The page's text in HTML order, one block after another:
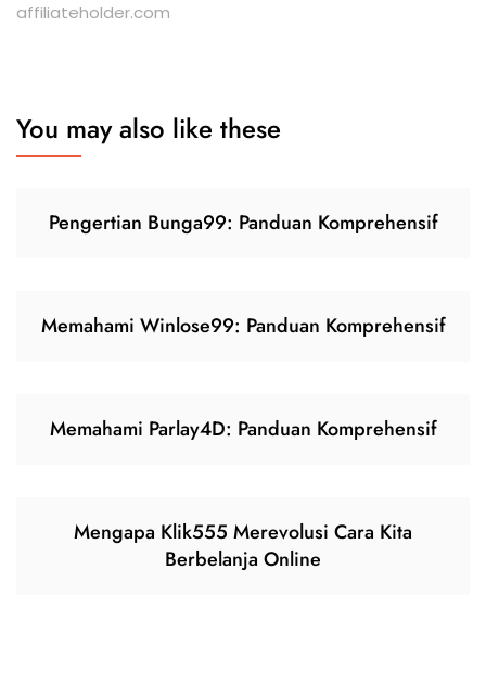
affiliateholder.com
You may also like these
Pengertian Bunga99: Panduan Komprehensif
Memahami Winlose99: Panduan Komprehensif
Memahami Parlay4D: Panduan Komprehensif
Mengapa Klik555 Merevolusi Cara Kita
Berbelanja Online